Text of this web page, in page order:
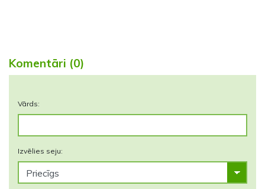
Komentāri (0)
Vārds:
Izvēlies seju: